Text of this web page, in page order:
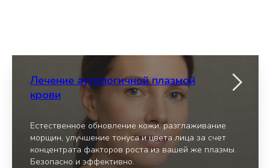
Лечение аутологичной плазмой
крови
Естественное обновление кожи: разглаживание
морщин, улучшение тонуса и цвета лица за счет
концентрата факторов роста из вашей же плазмы.
Безопасно и эффективно.